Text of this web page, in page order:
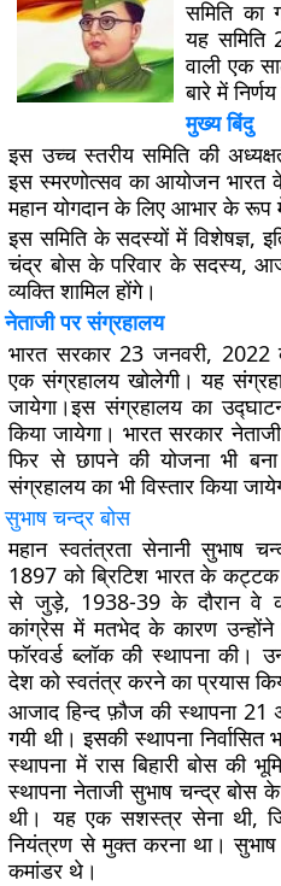
समिति का
यह
वाली एक
बारे में
मुख्य बिंदु
इस उच्च स्तरीय समिति की
इस स्मरणोत्सव का आयोजन भारत
महान योगदान के लिए आभार के रूप
इस समिति के सदस्यों में विशेषज्ञ,
चंद्र बोस के परिवार के सदस्य,
व्यक्ति शामिल होंगे।
नेताजी पर संग्रहालय
भारत सरकार 23 जनवरी, 2022
एक संग्रहालय खोलेगी। यह
जायेगा।इस संग्रहालय का
किया जायेगा। भारत सरकार
फिर से छापने की योजना भी
संग्रहालय का भी विस्तार किया
सुभाष चन्द्र बोस
महान स्वतंत्रता सेनानी सुभाष
1897 को ब्रिटिश भारत के
से जुड़े, 1938-39 के दौरान वे
कांग्रेस में मतभेद के कारण उन्होंने
फॉरवर्ड ब्लॉक की स्थापना की।
देश को स्वतंत्र करने का प्रयास
आजाद हिन्द फ़ौज की स्थापना
गयी थी। इसकी स्थापना निर्वासित
स्थापना में रास बिहारी बोस की
स्थापना नेताजी सुभाष चन्द्र बोस
थी। यह एक सशस्त्र सेना थी,
नियंत्रण से मुक्त करना था।
कमांडर थे।